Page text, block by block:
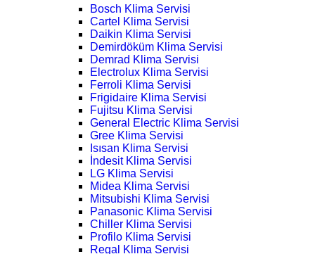
Bosch Klima Servisi
Cartel Klima Servisi
Daikin Klima Servisi
Demirdöküm Klima Servisi
Demrad Klima Servisi
Electrolux Klima Servisi
Ferroli Klima Servisi
Frigidaire Klima Servisi
Fujitsu Klima Servisi
General Electric Klima Servisi
Gree Klima Servisi
Isısan Klima Servisi
İndesit Klima Servisi
LG Klima Servisi
Midea Klima Servisi
Mitsubishi Klima Servisi
Panasonic Klima Servisi
Chiller Klima Servisi
Profilo Klima Servisi
Regal Klima Servisi